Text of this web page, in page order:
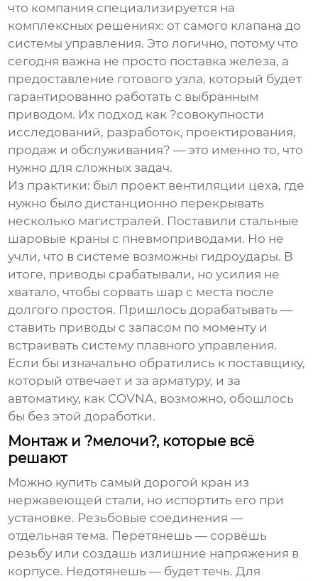
что компания специализируется на
комплексных решениях: от самого клапана до
системы управления. Это логично, потому что
сегодня важна не просто поставка железа, а
предоставление готового узла, который будет
гарантированно работать с выбранным
приводом. Их подход как ?совокупности
исследований, разработок, проектирования,
продаж и обслуживания? — это именно то, что
нужно для сложных задач.
Из практики: был проект вентиляции цеха, где
нужно было дистанционно перекрывать
несколько магистралей. Поставили стальные
шаровые краны с пневмоприводами. Но не
учли, что в системе возможны гидроудары. В
итоге, приводы срабатывали, но усилия не
хватало, чтобы сорвать шар с места после
долгого простоя. Пришлось дорабатывать —
ставить приводы с запасом по моменту и
встраивать систему плавного управления.
Если бы изначально обратились к поставщику,
который отвечает и за арматуру, и за
автоматику, как COVNA, возможно, обошлось
бы без этой доработки.
Монтаж и ?мелочи?, которые всё
решают
Можно купить самый дорогой кран из
нержавеющей стали, но испортить его при
установке. Резьбовые соединения —
отдельная тема. Перетянешь — сорвёшь
резьбу или создашь излишние напряжения в
корпусе. Недотянешь — будет течь. Для